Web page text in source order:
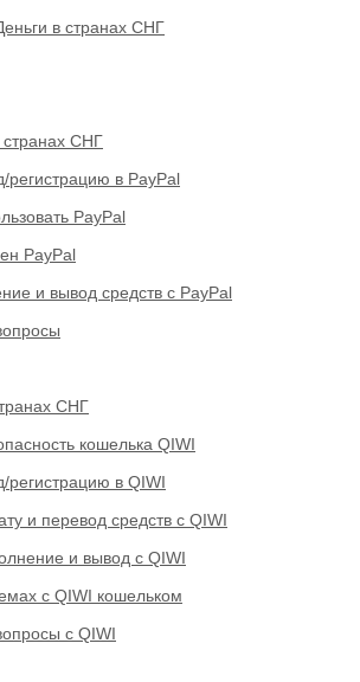
в странах СНГ
странах СНГ
регистрацию в PayPal
PayPal
PayPal
и вывод средств с PayPal
СНГ
кошелька QIWI
регистрацию в QIWI
и перевод средств c QIWI
и вывод с QIWI
с QIWI кошельком
с QIWI